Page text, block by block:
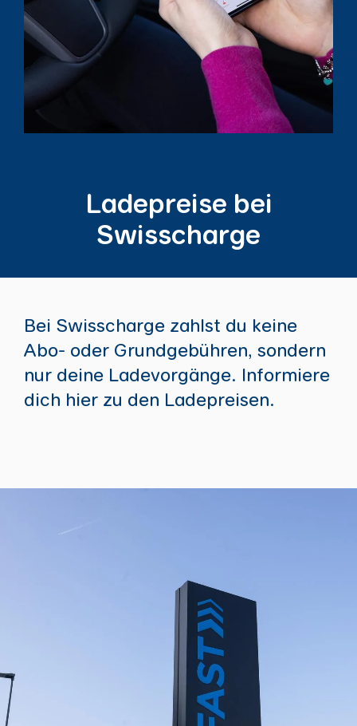
Ladepreise bei
Swisscharge
Bei Swisscharge zahlst du keine
Abo- oder Grundgebühren, sondern
nur deine Ladevorgänge. Informiere
dich hier zu den Ladepreisen.